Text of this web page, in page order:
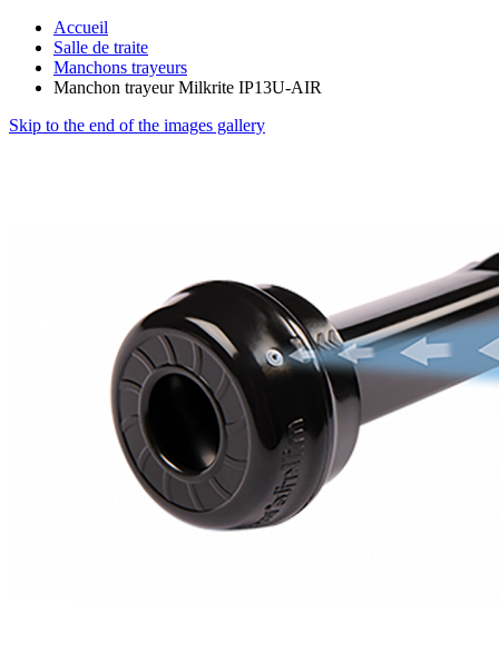
Accueil
Salle de traite
Manchons trayeurs
Manchon trayeur Milkrite IP13U-AIR
Skip to the end of the images gallery